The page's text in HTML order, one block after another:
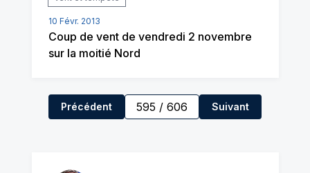
10 Févr. 2013
Coup de vent de vendredi 2 novembre
sur la moitié Nord
Précédent 595 / 606 Suivant